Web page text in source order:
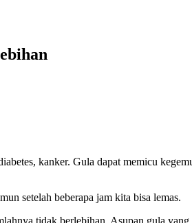
kanker. Gula dapat memicu
setelah beberapa jam kita bisa lemas.
tidak berlebihan. Asupan gula